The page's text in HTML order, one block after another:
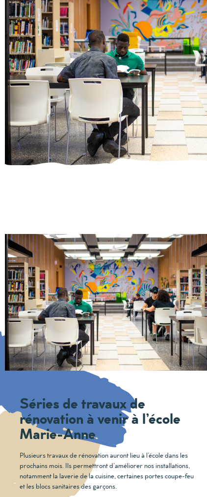
Séries de travaux de
rénovation à venir à l’école
Marie-Anne
Plusieurs travaux de rénovation auront lieu à l’école dans les
prochains mois. Ils permettront d’améliorer nos installations,
notamment la laverie de la cuisine, certaines portes coupe-feu
et les blocs sanitaires des garçons.